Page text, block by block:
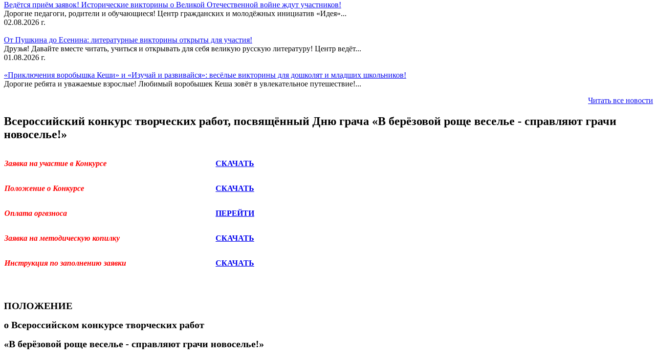
Ведётся приём заявок! Исторические викторины о Великой Отечественной войне ждут участников!
Дорогие педагоги, родители и обучающиеся! Центр гражданских и молодёжных инициатив «Идея»...
02.08.2026 г.
От Пушкина до Есенина: литературные викторины открыты для участия!
Друзья! Давайте вместе читать, учиться и открывать для себя великую русскую литературу! Центр ведёт...
01.08.2026 г.
«Приключения воробышка Кеши» и «Изучай и развивайся»: весёлые викторины для дошколят и младших школьников!
Дорогие ребята и уважаемые взрослые! Любимый воробышек Кеша зовёт в увлекательное путешествие!...
Читать все новости
Всероссийский конкурс творческих работ, посвящённый Дню грача «В берёзовой роще веселье - справляют грачи
новоселье!»
Заявка на участие в Конкурсе СКАЧАТЬ
Положение о Конкурсе СКАЧАТЬ
Оплата оргвзноса ПЕРЕЙТИ
Заявка на методическую копилку СКАЧАТЬ
Инструкция по заполнению заявки СКАЧАТЬ
ПОЛОЖЕНИЕ
о Всероссийском конкурсе творческих работ
«В берёзовой роще веселье - справляют грачи новоселье!»